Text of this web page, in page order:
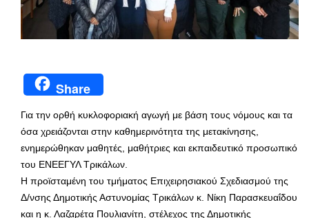
Share
Για την ορθή κυκλοφοριακή αγωγή με βάση τους νόμους και τα
όσα χρειάζονται στην καθημερινότητα της μετακίνησης,
ενημερώθηκαν μαθητές, μαθήτριες και εκπαιδευτικό προσωπικό
του ΕΝΕΕΓΥΛ Τρικάλων.
Η προϊσταμένη του τμήματος Επιχειρησιακού Σχεδιασμού της
Δ/νσης Δημοτικής Αστυνομίας Τρικάλων κ. Νίκη Παρασκευαΐδου
και η κ. Λαζαρέτα Πουλιανίτη, στέλεχος της Δημοτικής